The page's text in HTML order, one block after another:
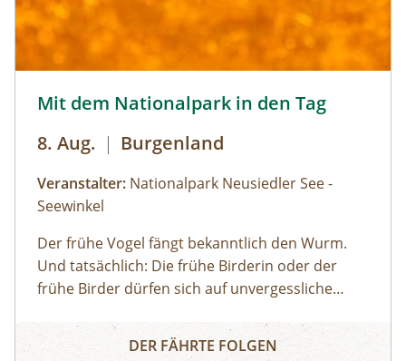
Mit dem Nationalpark in den Tag
8. Aug. | Burgenland
Veranstalter: Nationalpark Neusiedler See -
Seewinkel
Der frühe Vogel fängt bekanntlich den Wurm.
Und tatsächlich: Die frühe Birderin oder der
frühe Birder dürfen sich auf unvergessliche
am Tag am aktivsten sind und sich später, wenn
die Sonne hoch am Himmel steht, lieber an
Mit dem Nationalpark in den Tag
DER FÄHRTE FOLGEN